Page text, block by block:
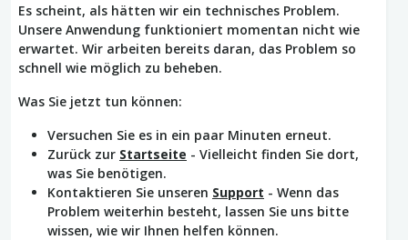
Es scheint, als hätten wir ein technisches Problem.
Unsere Anwendung funktioniert momentan nicht wie
erwartet. Wir arbeiten bereits daran, das Problem so
schnell wie möglich zu beheben.
Was Sie jetzt tun können:
Versuchen Sie es in ein paar Minuten erneut.
Zurück zur Startseite - Vielleicht finden Sie dort,
was Sie benötigen.
Kontaktieren Sie unseren Support - Wenn das
Problem weiterhin besteht, lassen Sie uns bitte
wissen, wie wir Ihnen helfen können.